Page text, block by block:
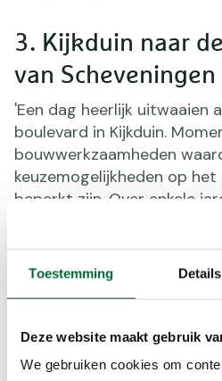
Toestemming Details
Deze website maakt gebruik
We gebruiken cookies om
3. Kijkduin naar
van Scheveningen
'Een dag heerlijk uitwaaien
boulevard in Kijkduin.
bouwwerkzaamheden
keuzemogelijkheden op
beperkt zijn. Over enkele
goed wanneer de
duingebied met fraaie
duintoppen en de vloedlijn
de haven van